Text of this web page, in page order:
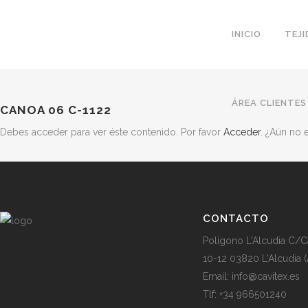
INICIO
ÁREA CLIENTES
CANOA 06 C-1122
Debes acceder para ver éste contenido. Por favor Acceder. ¿Aún no
CONTACTO
Poligono L'Alcudia C/
10-12 03820 L'Alcudia
Email: info@cavitex.es
Tlf: +34 966501240